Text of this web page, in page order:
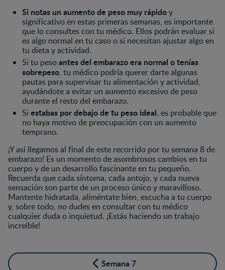
Si notas un aumento de peso muy rápidoy
significativo en estas primeras semanas, es importante
que lo consultes con tu médico. Ellos podrán evaluar si
es algo normal en tu caso o si necesitan ajustar algo en
tu dieta y actividad.
Si tu pesoantes del embarazo era normal o tenías
sobrepeso, tu médico podría querer darte algunas
pautas para supervisar tu alimentación y actividad,
ayudándote a evitar un aumento excesivo de peso
durante el resto del embarazo.
Si estabas por debajo de tu peso ideal, es probable que
no haya motivo de preocupación con un aumento
temprano.
¡Y así llegamos al final de este recorrido por tu semana 8 de
embarazo! Es un momento de asombrosos cambios en tu
cuerpo y de un desarrollo fascinante en tu pequeño.
Recuerda que cada síntoma, cada antojo, y cada nueva
sensación son parte de un proceso único y maravilloso.
Mantente hidratada, aliméntate bien, escucha a tu cuerpo
y, sobre todo, no dudes en consultar con tu médico
cualquier duda o inquietud. ¡Estás haciendo un trabajo
increíble!
Semana 7